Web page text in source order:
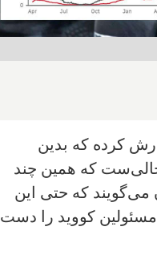
۹۶ مورد مرگ و میر دیگر مرتبط با کووید-۱۹ را گزارش کرده که بدین
حالی‌ست که همین چند
می‌گویند که حتی این
کووید را دست